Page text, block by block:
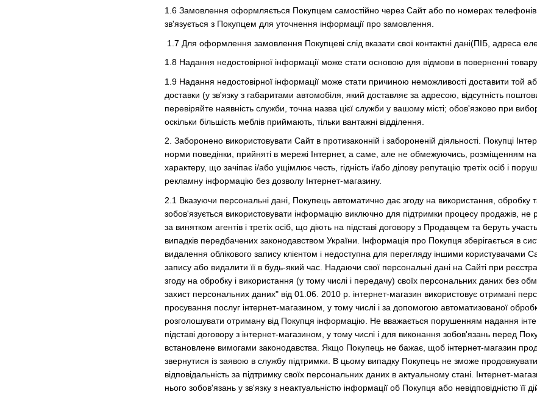
1.6 Замовлення оформляється Покупцем самостійно через Сайт або по номерах
зв'язується з Покупцем для уточнення інформації про замовлення.
1.7 Для оформлення замовлення Покупцеві слід вказати свої контактні дані(ПІБ, адреса
1.8 Надання недостовірної інформації може стати основою для відмови в поверненні
1.9 Надання недостовірної інформації може стати причиною неможливості доставити той
доставки (у зв'язку з габаритами автомобіля, який доставляє за адресою, відсутність
перевіряйте наявність служби, точна назва цієї служби у вашому місті; обов'язково при
оскільки більшість меблів приймають, тільки вантажні відділення.
2. Заборонено використовувати Сайт в протизаконній і забороненій діяльності. Покупці
норми поведінки, прийняті в мережі Інтернет, а саме, але не обмежуючись, розміщенням на
характеру, що зачіпає і/або ущімлює честь, гідність і/або ділову репутацію третіх осіб і
рекламну інформацію без дозволу Інтернет-магазину.
2.1 Вказуючи персональні дані, Покупець автоматично дає згоду на використання,
зобов'язується використовувати інформацію виключно для підтримки процесу продажів,
за винятком агентів і третіх осіб, що діють на підставі договору з Продавцем та беруть
випадків передбачених законодавством України. Інформація про Покупця зберігається в
видалення облікового запису клієнтом і недоступна для перегляду іншими користувачами
запису або видалити її в будь-який час. Надаючи свої персональні дані на Сайті при
згоду на обробку і використання (у тому числі і передачу) своїх персональних даних без
захист персональних даних" від 01.06. 2010 р. інтернет-магазин використовує отримані
просування послуг інтернет-магазином, у тому числі і за допомогою автоматизованої
розголошувати отриману від Покупця інформацію. Не вважається порушенням надання
підставі договору з інтернет-магазином, у тому числі і для виконання зобов'язань перед
встановлене вимогами законодавства.
Якщо Покупець не бажає, щоб інтернет-магазин
звернутися із заявою в службу підтримки. В цьому випадку Покупець не зможе
відповідальність за підтримку своїх персональних даних в актуальному стані. Інтернет-
нього зобов'язань у зв'язку з неактуальністю інформації об Покупця або невідповідністю її